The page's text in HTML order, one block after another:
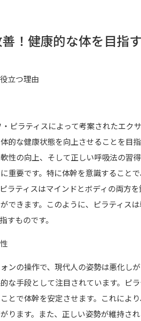
！健康的な体を目指
立つ理由
ピラティスによって考案されたエク
的な健康状態を向上させることを目
性の向上、そして正しい呼吸法の習
重要です。特に体幹を意識すること
ラティスはマインドとボディの両方
できます。このように、ピラティス
すものです。
ンの操作で、現代人の姿勢は悪化しが
な手段として注目されています。ピ
とで体幹を安定させます。これによ
ります。また、正しい姿勢が維持さ